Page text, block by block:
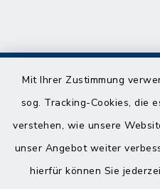
Mit Ihrer Zustimmung
sog. Tracking-Cookies, die
verstehen, wie unsere
unser Angebot weiter
hierfür können Sie